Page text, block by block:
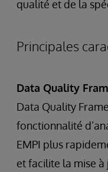
qualité et de la
Principales
Data Quality
Data Quality
fonctionnalité
EMPI plus
et facilite la mise à